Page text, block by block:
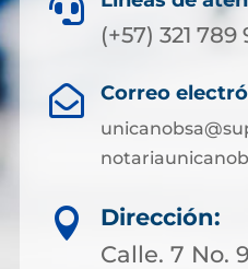

(+57) 321 789
 Correo

Dirección:
Calle. 7 No.